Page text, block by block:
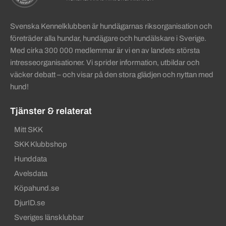
Svenska Kennelklubben är hundägarnas riksorganisation och
företräder alla hundar, hundägare och hundälskare i Sverige.
Med cirka 300 000 medlemmar är vi en av landets största
intresseorganisationer. Vi sprider information, utbildar och
väcker debatt – och visar på den stora glädjen och nyttan med
hund!
Tjänster & relaterat
Mitt SKK
SKK Klubbshop
Hunddata
Avelsdata
Köpahund.se
DjurID.se
Sveriges länsklubbar